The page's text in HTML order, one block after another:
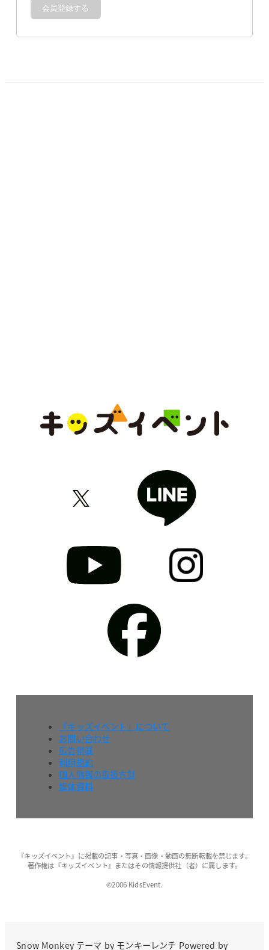
会員登録する
『キッズイベント』について
お問い合わせ
広告掲載
利用規約
個人情報の取扱方針
媒体資料
『キッズイベント』に掲載の記事・写真・画像・動画の無断転載を禁じます。
著作権は『キッズイベント』またはその情報提供社（者）に属します。
©2006 KidsEvent.
Snow Monkeyテーマ by モンキーレンチ Powered by